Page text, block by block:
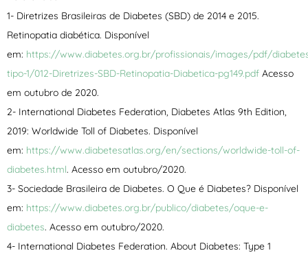
1- Diretrizes Brasileiras de Diabetes (SBD) de 2014 e 2015.
Retinopatia diabética. Disponível
em: https://www.diabetes.org.br/profissionais/images/pdf/
tipo-1/012-Diretrizes-SBD-Retinopatia-Diabetica-pg149.pdf Acesso
em outubro de 2020.
2- International Diabetes Federation, Diabetes Atlas 9th Edition,
2019: Worldwide Toll of Diabetes. Disponível
em: https://www.diabetesatlas.org/en/sections/worldwide-toll-of-
diabetes.html. Acesso em outubro/2020.
3- Sociedade Brasileira de Diabetes. O Que é Diabetes? Disponível
em: https://www.diabetes.org.br/publico/diabetes/oque-e-
diabetes. Acesso em outubro/2020.
4- International Diabetes Federation. About Diabetes: Type 1